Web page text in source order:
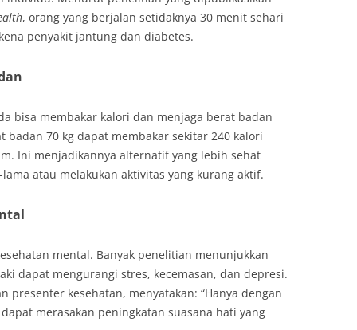
, orang yang berjalan setidaknya 30 menit sehari
penyakit jantung dan diabetes.
bisa membakar kalori dan menjaga berat badan
badan 70 kg dapat membakar sekitar 240 kalori
Ini menjadikannya alternatif yang lebih sehat
atau melakukan aktivitas yang kurang aktif.
mental. Banyak penelitian menunjukkan
dapat mengurangi stres, kecemasan, dan depresi.
presenter kesehatan, menyatakan: “Hanya dengan
merasakan peningkatan suasana hati yang